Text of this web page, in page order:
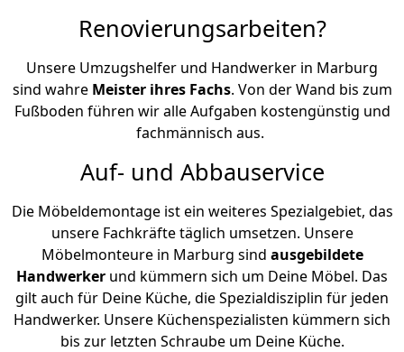
Renovierungsarbeiten?
Unsere Umzugshelfer und Handwerker in Marburg
sind wahre Meister ihres Fachs. Von der Wand bis zum
Fußboden führen wir alle Aufgaben kostengünstig und
fachmännisch aus.
Auf- und Abbauservice
Die Möbeldemontage ist ein weiteres Spezialgebiet, das
unsere Fachkräfte täglich umsetzen. Unsere
Möbelmonteure in Marburg sind ausgebildete
Handwerker und kümmern sich um Deine Möbel. Das
gilt auch für Deine Küche, die Spezialdisziplin für jeden
Handwerker. Unsere Küchenspezialisten kümmern sich
bis zur letzten Schraube um Deine Küche.